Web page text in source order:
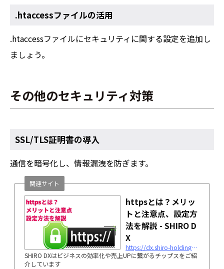
.htaccessファイルの活用
.htaccessファイルにセキュリティに関する設定を追加し
ましょう。
その他のセキュリティ対策
SSL/TLS証明書の導入
通信を暗号化し、情報漏洩を防ぎます。
httpsとは？メリッ
トと注意点、設定方
法を解説 - SHIRO D
X
https://dx.shiro-holdings.co.jp/ssl/
SHIRO DXはビジネスの効率化や売上UPに繋がるチップスをご紹
介しています
関連サイト